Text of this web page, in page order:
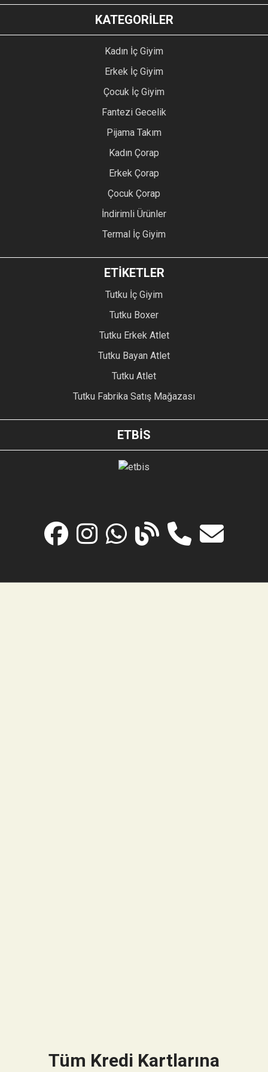
KATEGORİLER
Kadın İç Giyim
Erkek İç Giyim
Çocuk İç Giyim
Fantezi Gecelik
Pijama Takım
Kadın Çorap
Erkek Çorap
Çocuk Çorap
İndirimli Ürünler
Termal İç Giyim
ETİKETLER
Tutku İç Giyim
Tutku Boxer
Tutku Erkek Atlet
Tutku Bayan Atlet
Tutku Atlet
Tutku Fabrika Satış Mağazası
ETBİS
Tüm Kredi Kartlarına